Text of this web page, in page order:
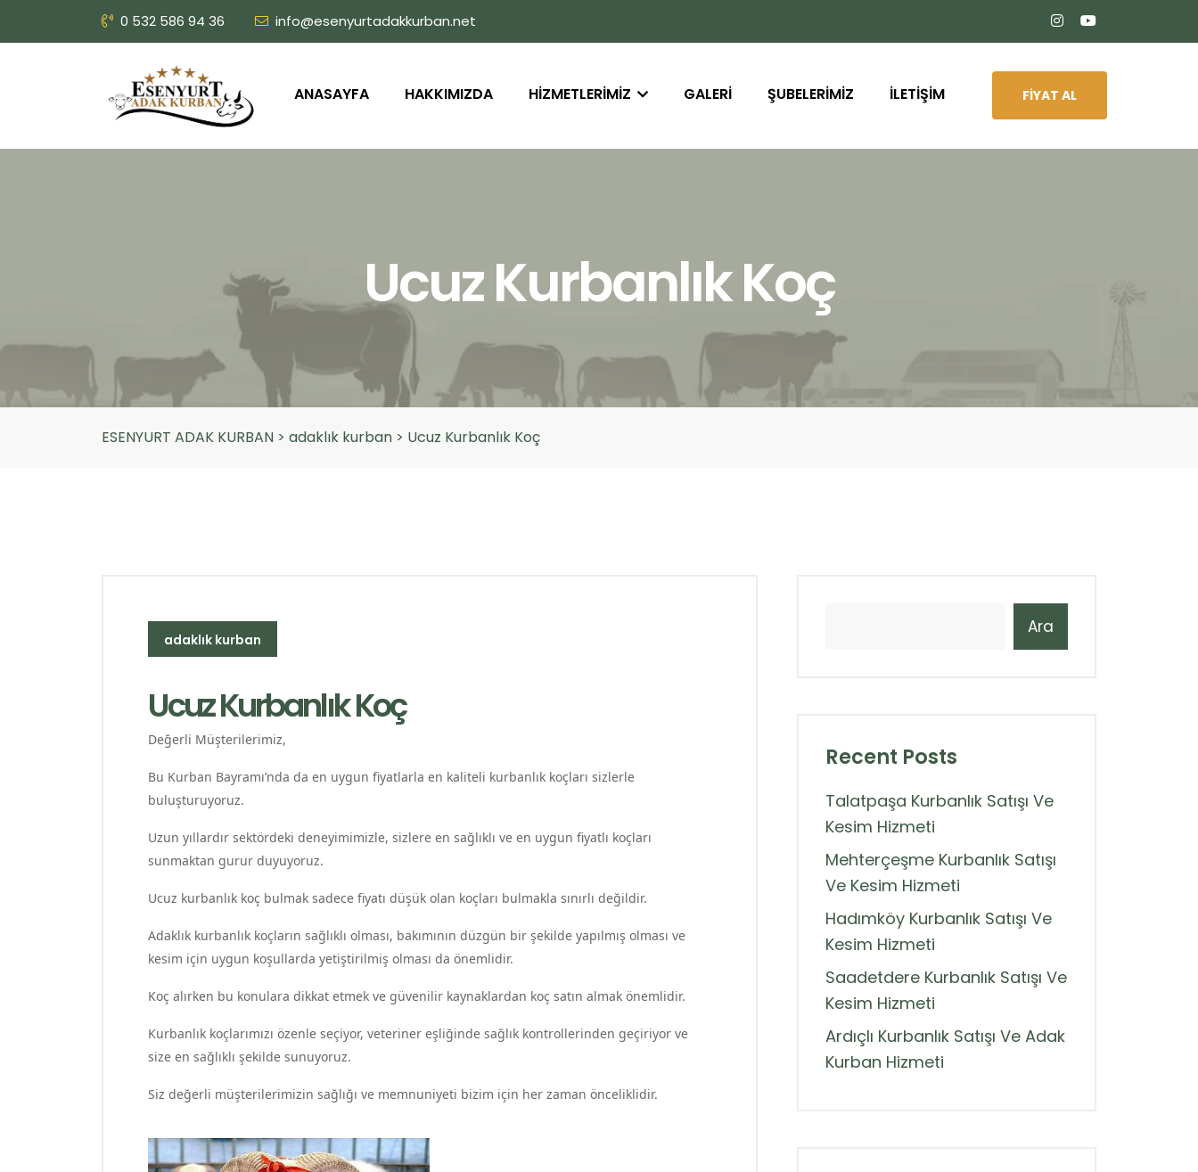
0 532 586 94 36 info@esenyurtadakkurban.net
ANASAYFA HAKKIMIZDA HİZMETLERİMİZ GALERİ ŞUBELERİMİZ İLETİŞİM FİYAT AL
Ucuz Kurbanlık Koç
ESENYURT ADAK KURBAN > adaklık kurban > Ucuz Kurbanlık Koç
adaklık kurban
Ucuz Kurbanlık Koç
Değerli Müşterilerimiz,
Bu Kurban Bayramı’nda da en uygun fiyatlarla en kaliteli kurbanlık koçları sizlerle
buluşturuyoruz.
Uzun yıllardır sektördeki deneyimimizle, sizlere en sağlıklı ve en uygun fiyatlı koçları
sunmaktan gurur duyuyoruz.
Ucuz kurbanlık koç bulmak sadece fiyatı düşük olan koçları bulmakla sınırlı değildir.
Adaklık kurbanlık koçların sağlıklı olması, bakımının düzgün bir şekilde yapılmış olması ve
kesim için uygun koşullarda yetiştirilmiş olması da önemlidir.
Koç alırken bu konulara dikkat etmek ve güvenilir kaynaklardan koç satın almak önemlidir.
Kurbanlık koçlarımızı özenle seçiyor, veteriner eşliğinde sağlık kontrollerinden geçiriyor ve
size en sağlıklı şekilde sunuyoruz.
Siz değerli müşterilerimizin sağlığı ve memnuniyeti bizim için her zaman önceliklidir.
Ara
Recent Posts
Talatpaşa Kurbanlık Satışı Ve
Kesim Hizmeti
Mehterçeşme Kurbanlık Satışı
Ve Kesim Hizmeti
Hadımköy Kurbanlık Satışı Ve
Kesim Hizmeti
Saadetdere Kurbanlık Satışı Ve
Kesim Hizmeti
Ardıçlı Kurbanlık Satışı Ve Adak
Kurban Hizmeti